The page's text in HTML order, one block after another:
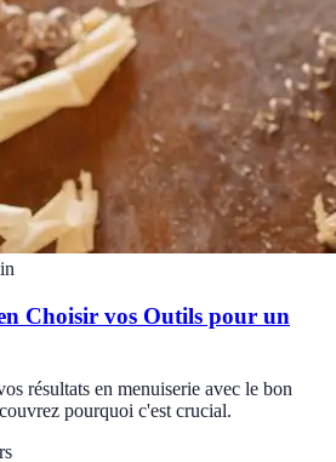
Choisir vos Outils pour un
résultats en menuiserie avec le bon
pourquoi c'est crucial.